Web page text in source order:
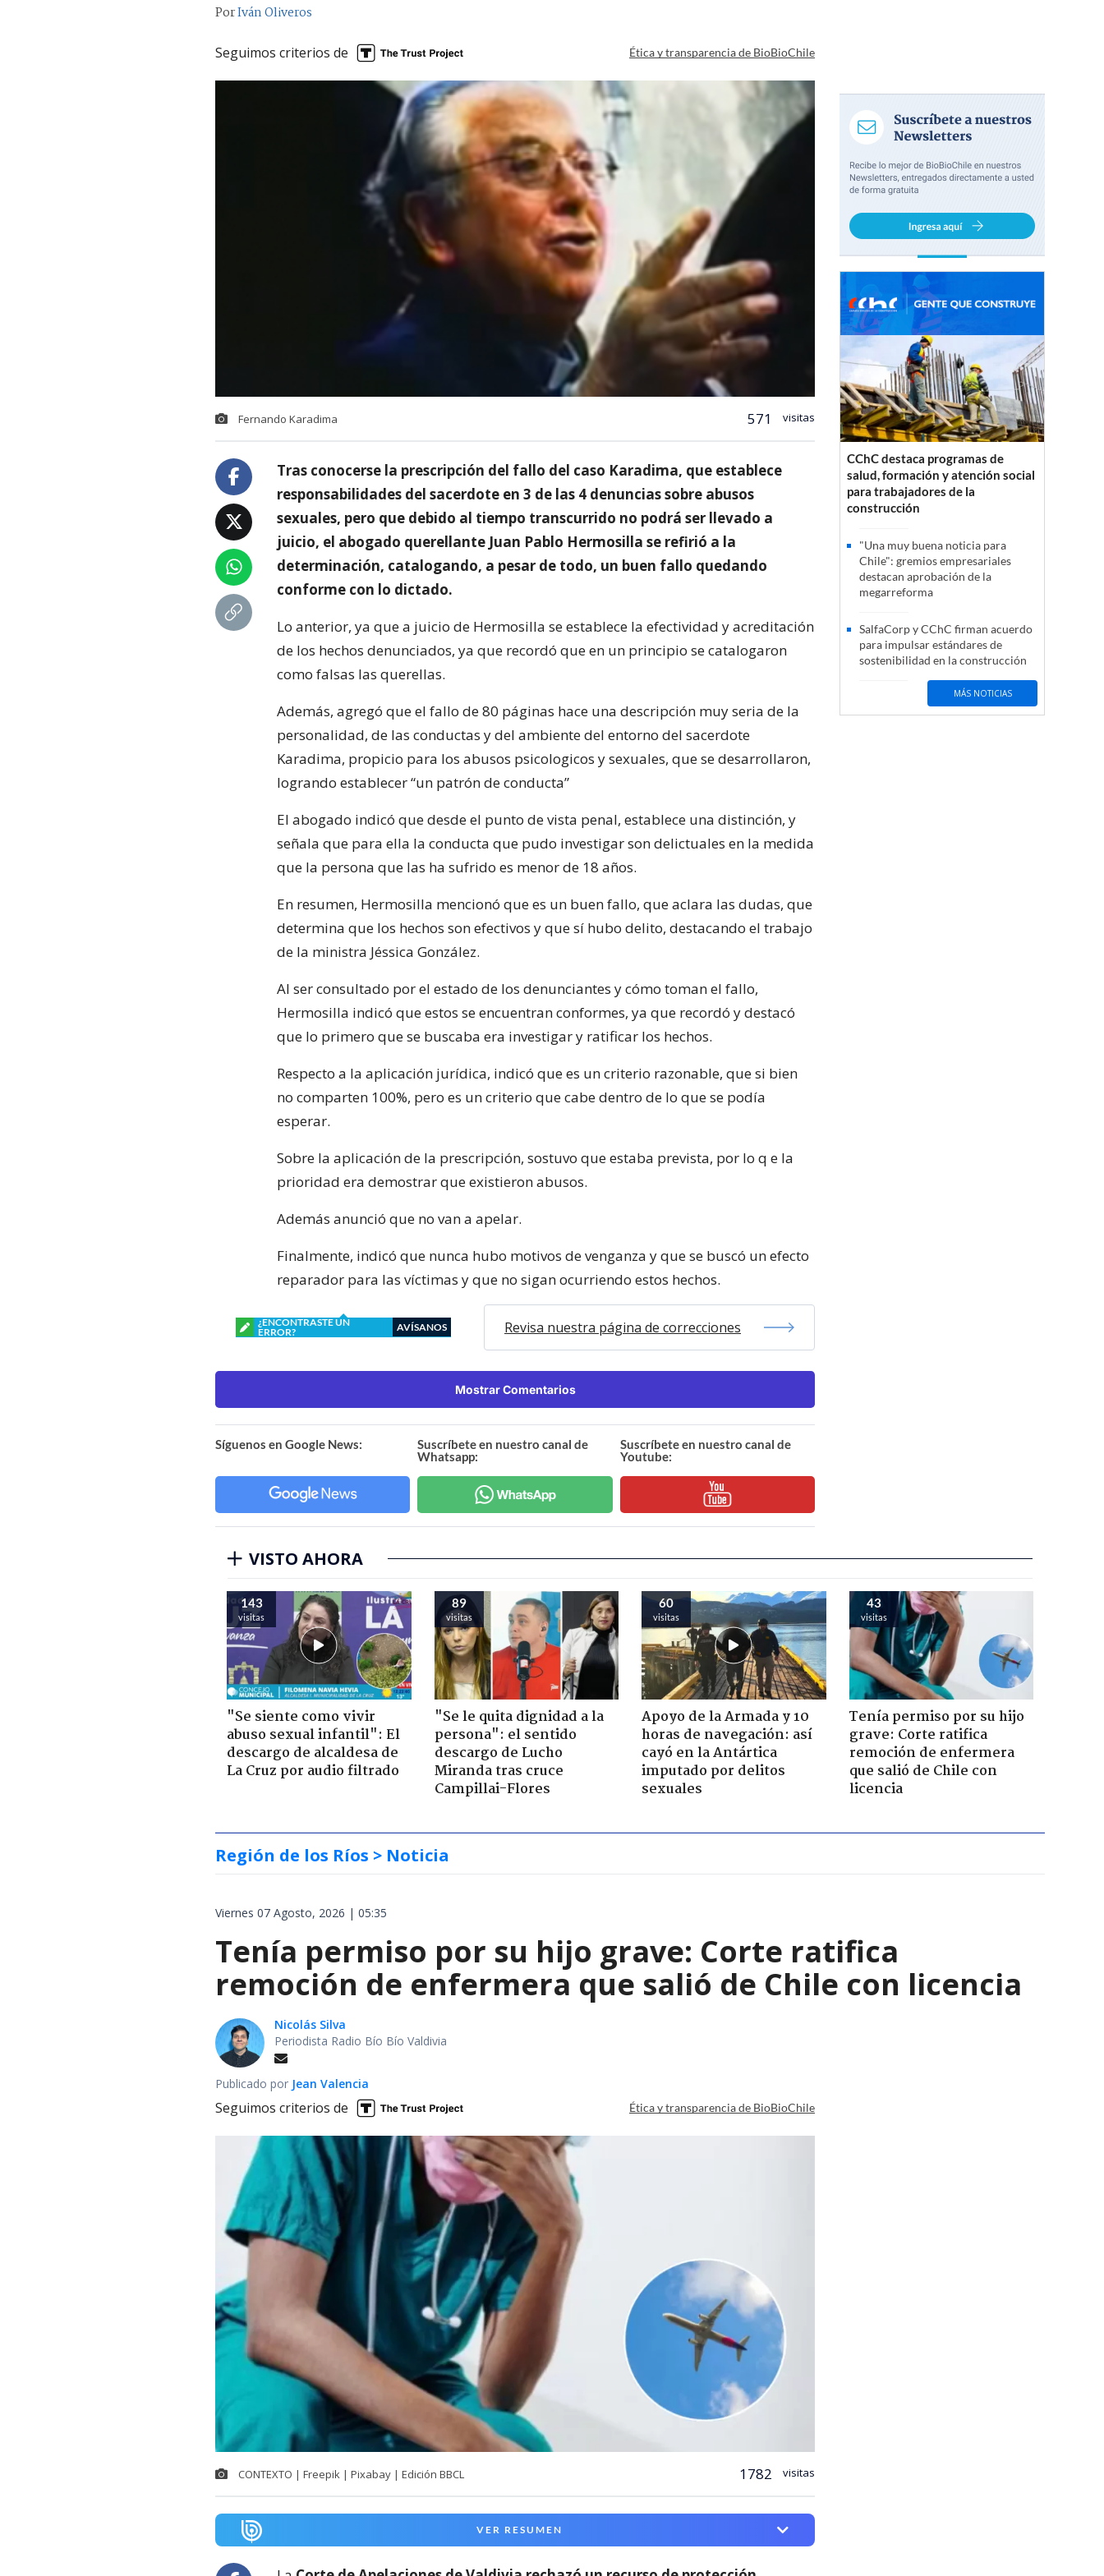
PorIván Oliveros
Seguimos criterios de Ética y transparencia de BioBioChile
Fernando Karadima 571 visitas
Tras conocerse la prescripción del fallo del caso Karadima, que establece
responsabilidades del sacerdote en 3 de las 4 denuncias sobre abusos
sexuales, pero que debido al tiempo transcurrido no podrá ser llevado a
juicio, el abogado querellante Juan Pablo Hermosilla se refirió a la
determinación, catalogando, a pesar de todo, un buen fallo quedando
conforme con lo dictado.
Lo anterior, ya que a juicio de Hermosilla se establece la efectividad y acreditación
de los hechos denunciados, ya que recordó que en un principio se catalogaron
como falsas las querellas.
Además, agregó que el fallo de 80 páginas hace una descripción muy seria de la
personalidad, de las conductas y del ambiente del entorno del sacerdote
Karadima, propicio para los abusos psicologicos y sexuales, que se desarrollaron,
logrando establecer “un patrón de conducta”
El abogado indicó que desde el punto de vista penal, establece una distinción, y
señala que para ella la conducta que pudo investigar son delictuales en la medida
que la persona que las ha sufrido es menor de 18 años.
En resumen, Hermosilla mencionó que es un buen fallo, que aclara las dudas, que
determina que los hechos son efectivos y que sí hubo delito, destacando el trabajo
de la ministra Jéssica González.
Al ser consultado por el estado de los denunciantes y cómo toman el fallo,
Hermosilla indicó que estos se encuentran conformes, ya que recordó y destacó
que lo primero que se buscaba era investigar y ratificar los hechos.
Respecto a la aplicación jurídica, indicó que es un criterio razonable, que si bien
no comparten 100%, pero es un criterio que cabe dentro de lo que se podía
esperar.
Sobre la aplicación de la prescripción, sostuvo que estaba prevista, por lo q e la
prioridad era demostrar que existieron abusos.
Además anunció que no van a apelar.
Finalmente, indicó que nunca hubo motivos de venganza y que se buscó un efecto
reparador para las víctimas y que no sigan ocurriendo estos hechos.
¿ENCONTRASTE UN
ERROR?
AVÍSANOS Revisa nuestra página de correcciones
Mostrar Comentarios
Síguenos en Google News:
Suscríbete en nuestro canal de
Whatsapp:
Suscríbete en nuestro canal de
Youtube:
CChC destaca programas de
salud, formación y atención social
para trabajadores de la
construcción
"Una muy buena noticia para
Chile": gremios empresariales
destacan aprobación de la
megarreforma
SalfaCorp y CChC firman acuerdo
para impulsar estándares de
sostenibilidad en la construcción
MÁS NOTICIAS
VISTO AHORA
143
visitas
"Se siente como vivir
abuso sexual infantil": El
descargo de alcaldesa de
La Cruz por audio filtrado
89
visitas
"Se le quita dignidad a la
persona": el sentido
descargo de Lucho
Miranda tras cruce
Campillai-Flores
60
visitas
Apoyo de la Armada y 10
horas de navegación: así
cayó en la Antártica
imputado por delitos
sexuales
43
visitas
Tenía permiso por su hijo
grave: Corte ratifica
remoción de enfermera
que salió de Chile con
licencia
Región de los Ríos > Noticia
Viernes 07 Agosto, 2026 | 05:35
Tenía permiso por su hijo grave: Corte ratifica
remoción de enfermera que salió de Chile con licencia
Nicolás Silva
Periodista Radio Bío Bío Valdivia
Publicado por Jean Valencia
Seguimos criterios de Ética y transparencia de BioBioChile
CONTEXTO | Freepik | Pixabay | Edición BBCL 1782 visitas
VER RESUMEN